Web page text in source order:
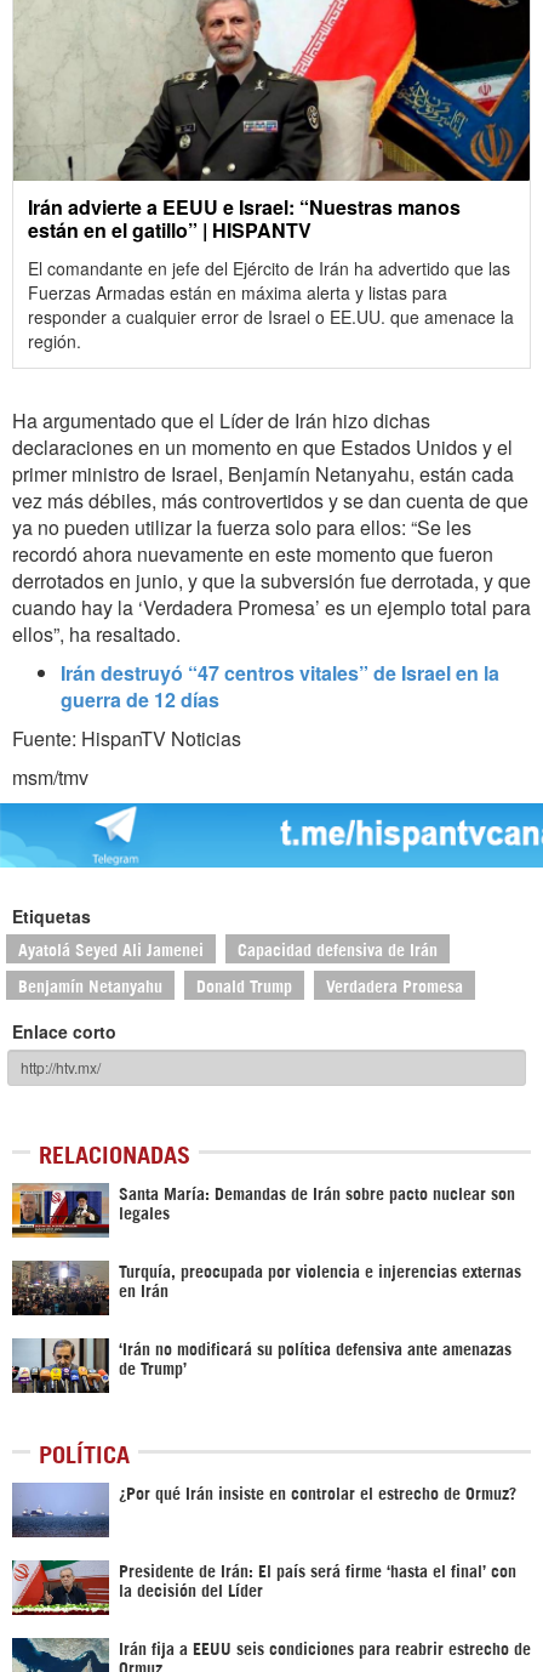
Irán advierte a EEUU e Israel: “Nuestras manos
están en el gatillo” | HISPANTV
El comandante en jefe del Ejército de Irán ha advertido que las
Fuerzas Armadas están en máxima alerta y listas para
responder a cualquier error de Israel o EE.UU. que amenace la
región.
Ha argumentado que el Líder de Irán hizo dichas
declaraciones en un momento en que Estados Unidos y el
primer ministro de Israel, Benjamín Netanyahu, están cada
vez más débiles, más controvertidos y se dan cuenta de que
ya no pueden utilizar la fuerza solo para ellos: “Se les
recordó ahora nuevamente en este momento que fueron
derrotados en junio, y que la subversión fue derrotada, y que
cuando hay la ‘Verdadera Promesa’ es un ejemplo total para
ellos”, ha resaltado.
Irán destruyó “47 centros vitales” de Israel en la
guerra de 12 días
Fuente: HispanTV Noticias
msm/tmv
Etiquetas
Ayatolá Seyed Ali Jamenei Capacidad defensiva de Irán
Benjamín Netanyahu Donald Trump Verdadera Promesa
Enlace corto
RELACIONADAS
Santa María: Demandas de Irán sobre pacto nuclear son
legales
Turquía, preocupada por violencia e injerencias externas
en Irán
‘Irán no modificará su política defensiva ante amenazas
de Trump’
POLÍTICA
¿Por qué Irán insiste en controlar el estrecho de Ormuz?
Presidente de Irán: El país será firme ‘hasta el final’ con
la decisión del Líder
Irán fija a EEUU seis condiciones para reabrir estrecho de
Ormuz